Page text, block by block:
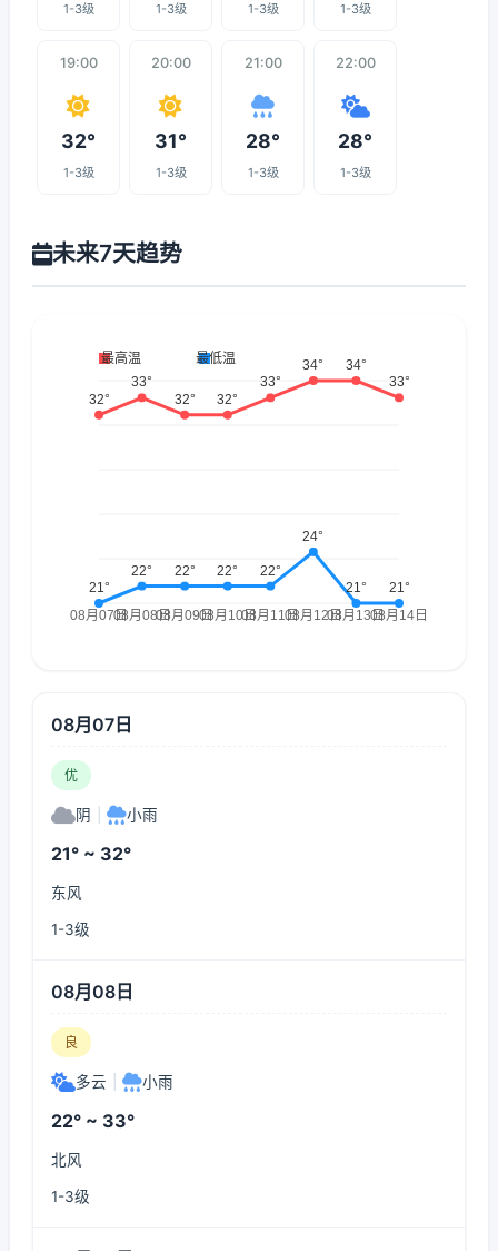
1-3级 1-3级 1-3级 1-3级
19:00
32°
1-3级
20:00
31°
1-3级
21:00
28°
1-3级
22:00
28°
1-3级
未来7天趋势
08月07日
优
阴 小雨
21° ~ 32°
东风
1-3级
08月08日
良
多云 小雨
22° ~ 33°
北风
1-3级